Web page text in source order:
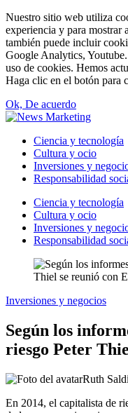
Nuestro sitio web utiliza
experiencia y para mostrar
también puede incluir
Google Analytics,
uso de cookies. Hemos
Haga clic en el botón para
Ok, De acuerdo
Ciencia y tecnología
Cultura y ocio
Inversiones y
Responsabilidad
Ciencia y tecnología
Cultura y ocio
Inversiones y
Responsabilidad
Inversiones y negocios
Según los
riesgo Peter
Ruth
En 2014, el capitalista de